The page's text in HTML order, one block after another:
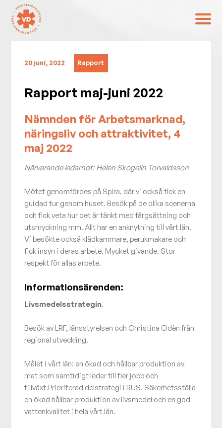
20 juni, 2022 Rapport
Rapport maj-juni 2022
Nämnden för Arbetsmarknad,
näringsliv och attraktivitet, 4
maj 2022
Närvarande ledamot: Helen Skogelin Torvaldsson
Mötet genomfördes på Spira, där vi också fick en
guidad tur genom huset. Besök på de olika scenerna
och fick veta hur det är tänkt med färgsättning och
utsmyckning mm. Allt har en anknytning till vårt län.
Vi besökte också klädkammare, perukmakare och
fick insyn i deras arbete. Mycket givande. Stor
respekt för allas arbete.
Informationsärenden:
Livsmedelsstrategin.
Besök av LRF, länsstyrelsen och Christina Odèn från
regional utveckling.
Målet i vårt län: en ökad och hållbar produktion av
mat som samtidigt leder till fler jobb och
tillväxt.Prioriterad delstrategi i RUS. Säkerhetsställa
en ökad hållbar produktion av livsmedel och en god
vattenkvalitet i hela vårt län.